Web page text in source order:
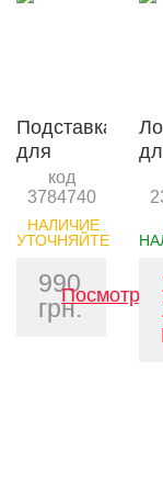
Подставка
для
запекания
картофеля
и ребер
код
3784740
НАЛИЧИЕ
УТОЧНЯЙТЕ
990
грн.